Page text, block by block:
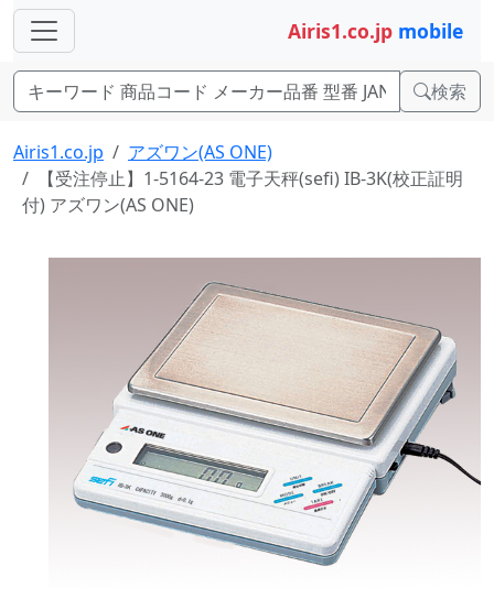
Airis1.co.jp mobile
検索
Airis1.co.jp
アズワン(AS ONE)
【受注停止】1-5164-23 電子天秤(sefi) IB-3K(校正証明
付) アズワン(AS ONE)